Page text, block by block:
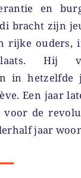
en
bracht zijn
rijke ouders,
Hij
in hetzelfde
Een jaar
de
jaar